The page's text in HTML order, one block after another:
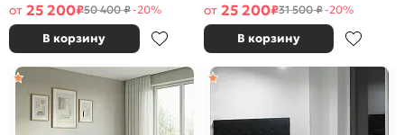
от 25 200₽50 400 ₽-20%
В корзину
от 25 200₽31 500 ₽-20%
В корзину